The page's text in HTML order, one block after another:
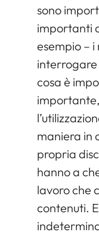
sono
importanti
esempio –
interrogare
cosa è
maniera in
propria
hanno a
lavoro che
contenuti.